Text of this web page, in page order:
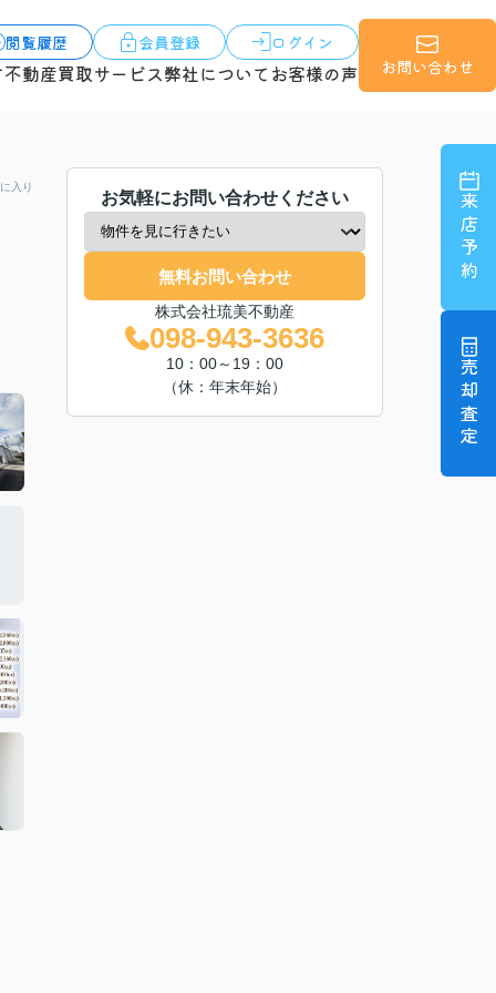
閲覧履歴 会員登録 ログイン
不動産買取サービス弊社について お客様の声 お問い合わせ
来店予約
売却査定
入り
お気軽にお問い合わせください
無料お問い合わせ
株式会社琉美不動産
098-943-3636
10：00～19：00
（休：年末年始）